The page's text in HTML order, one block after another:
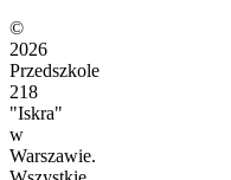
©
2026
Przedszkole
218
"Iskra"
w
Warszawie.